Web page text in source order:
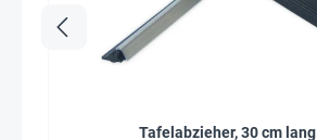
Tafelabzieher, 30 cm lang